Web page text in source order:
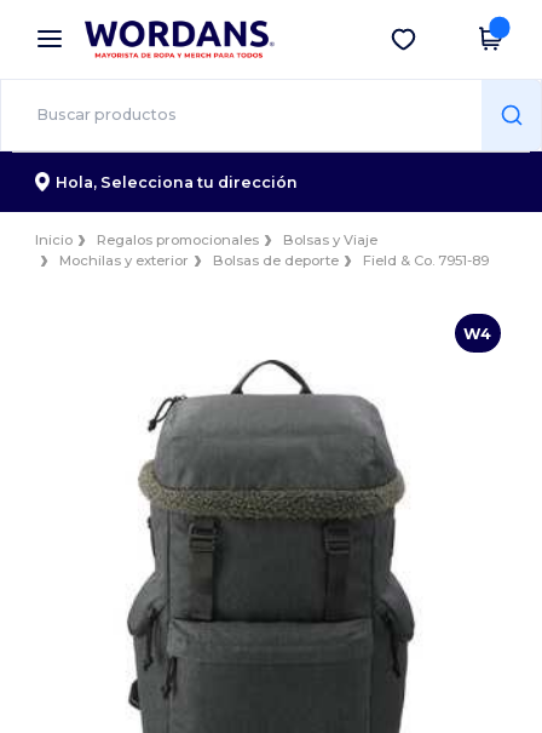
× App de Wordans
¡Mejores precios en app!
Descargar app
Hola, Selecciona tu dirección
Inicio Regalos promocionales
Bolsas y Viaje
Mochilas y exterior
Bolsas de deporte Field & Co. 7951-89
W4